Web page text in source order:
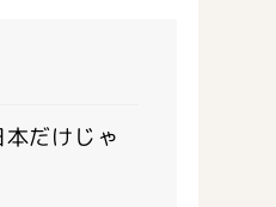
だけじゃ